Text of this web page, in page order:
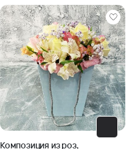
Композиция из роз,